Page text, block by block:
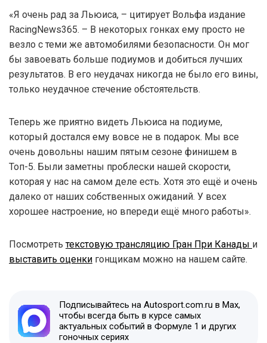
«Я очень рад за Льюиса, – цитирует Вольфа издание
RacingNews365. – В некоторых гонках ему просто не
везло с теми же автомобилями безопасности. Он мог
бы завоевать больше подиумов и добиться лучших
результатов. В его неудачах никогда не было его вины,
только неудачное стечение обстоятельств.
Теперь же приятно видеть Льюиса на подиуме,
который достался ему вовсе не в подарок. Мы все
очень довольны нашим пятым сезоне финишем в
Топ-5. Были заметны проблески нашей скорости,
которая у нас на самом деле есть. Хотя это ещё и очень
далеко от наших собственных ожиданий. У всех
хорошее настроение, но впереди ещё много работы».
Посмотретьтекстовую трансляцию Гран При Канады и
выставить оценки гонщикам можно на нашем сайте.
Подписывайтесь на Autosport.com.ru в Max,
чтобы всегда быть в курсе самых
актуальных событий в Формуле 1 и других
гоночных сериях